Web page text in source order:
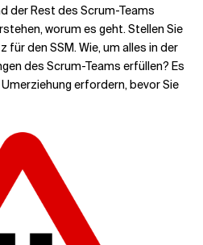
der Rest des Scrum-Teams
worum es geht. Stellen Sie
für den SSM. Wie, um alles in der
des Scrum-Teams erfüllen? Es
erfordern, bevor Sie